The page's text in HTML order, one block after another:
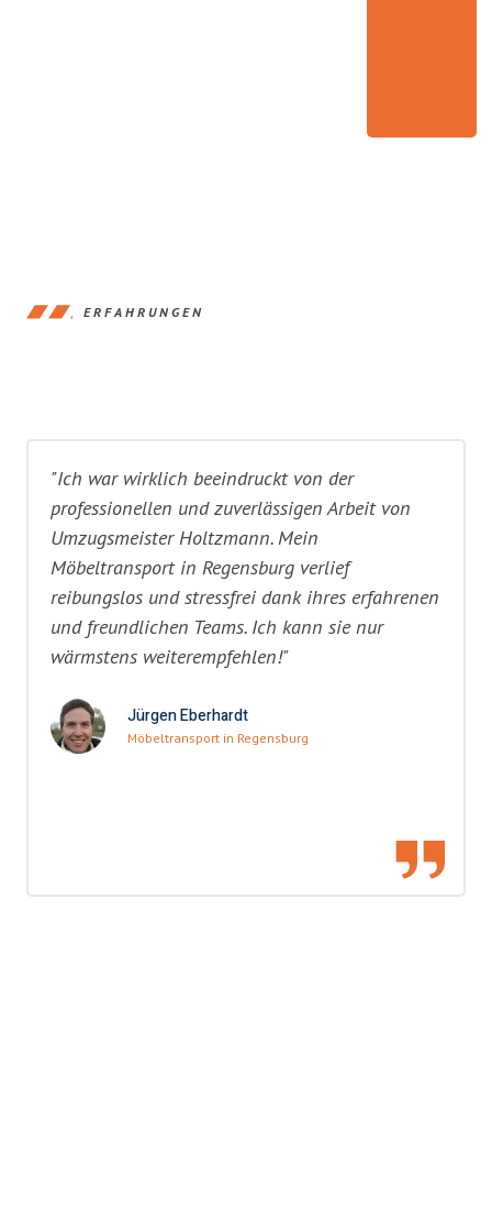
ERFAHRUNGEN
"Ich war wirklich beeindruckt von der
professionellen und zuverlässigen Arbeit von
Umzugsmeister Holtzmann. Mein
Möbeltransport in Regensburg verlief
reibungslos und stressfrei dank ihres erfahrenen
und freundlichen Teams. Ich kann sie nur
wärmstens weiterempfehlen!"
Jürgen Eberhardt
Möbeltransport in Regensburg